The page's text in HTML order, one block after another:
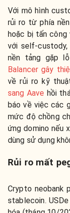
Với mô hình
rủi ro từ phía
hoặc bị tấn công
với self-
nền tảng gặp
Balancer gây
về rủi ro kỹ
sang Aave hồi
báo về việc các
mức độ chồng
ứng domino nếu
dùng sử dụng
Rủi ro mất
Crypto neobank
stablecoin.